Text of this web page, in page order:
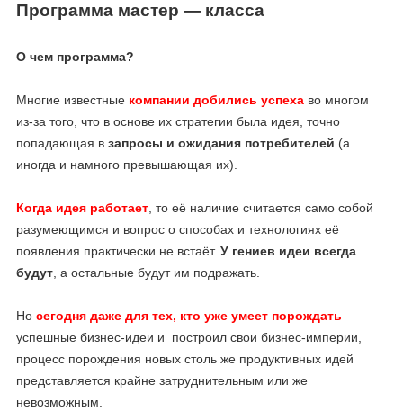
Программа мастер — класса
О чем программа?
Многие известные компании добились успехаво многом
из-за того, что в основе их стратегии была идея, точно
попадающая в запросы и ожидания потребителей (а
иногда и намного превышающая их).
Когда идея работает, то её наличие считается само собой
разумеющимся и вопрос о способах и технологиях её
появления практически не встаёт. У гениев идеи всегда
будут, а остальные будут им подражать.
Но сегодня даже для тех, кто уже умеет порождать
успешные бизнес-идеи и построил свои бизнес-империи,
процесс порождения новых столь же продуктивных идей
представляется крайне затруднительным или же
невозможным.